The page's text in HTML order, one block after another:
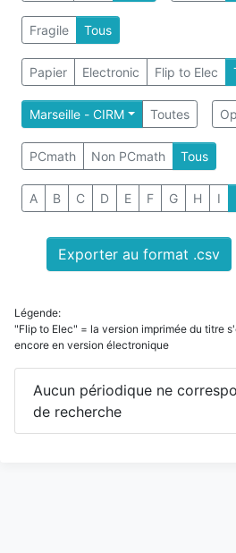
Fragile Tous
Papier Electronic Flip to Elec
Marseille - CIRM Toutes
PCmath Non PCmath Tous
A B C D E F G H I
Exporter au format .csv
Légende:
"Flip to Elec" = la version imprimée du titre
encore en version électronique
Aucun périodique ne
de recherche